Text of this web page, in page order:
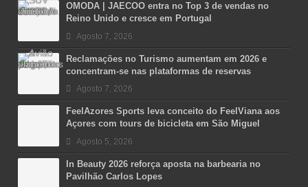
OMODA | JAECOO entra no Top 3 de vendas no
Reino Unido e cresce em Portugal
Agosto 7, 2026
Reclamações no Turismo aumentam em 2026 e
concentram-se nas plataformas de reservas
Agosto 7, 2026
FeelAzores Sports leva conceito do FeelViana aos
Açores com tours de bicicleta em São Miguel
Agosto 5, 2026
In Beauty 2026 reforça aposta na barbearia no
Pavilhão Carlos Lopes